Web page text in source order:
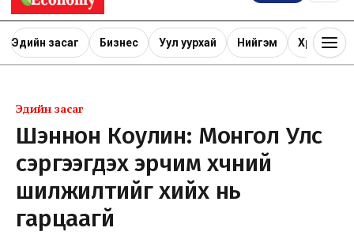
Эдийн засаг Бизнес Уул уурхай Нийгэм Хөрөнгө
Эдийн засаг
Шэннон Коулин: Монгол Улс
сэргээгдэх эрчим хүчний
шилжилтийг хийх нь
гарцаагүй